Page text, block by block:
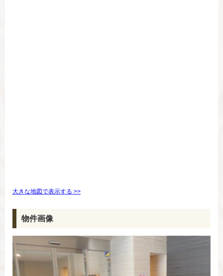
大きな地図で表示する >>
物件画像